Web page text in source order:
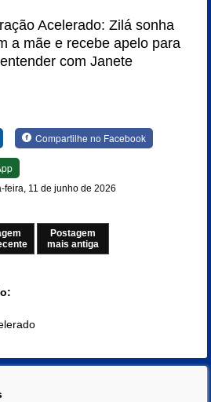
Acelerado: Zilá sonha
a mãe e recebe apelo para
com Janete
Compartilhe no Facebook
feira, 11 de junho de 2026
Postagem
mais antiga